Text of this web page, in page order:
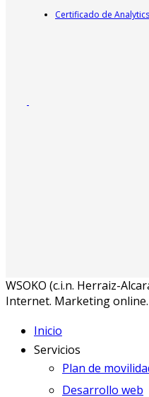
Certificado de
WSOKO (c.i.n. Herraiz-
Internet. Marketing online.
Inicio
Servicios
Plan de
Desarrollo web